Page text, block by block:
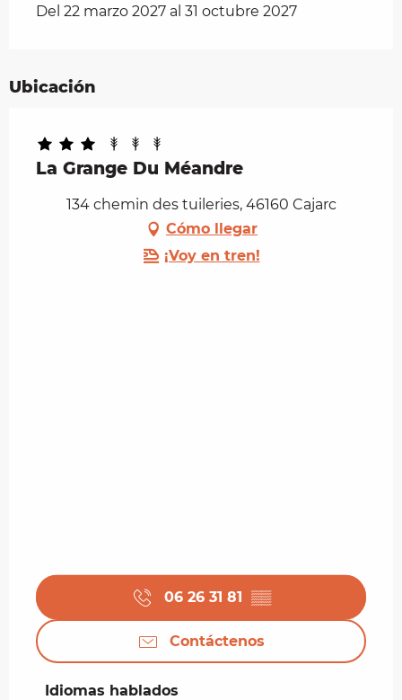
Del 22 marzo 2027 al 31 octubre 2027
Ubicación
La Grange Du Méandre
134 chemin des tuileries, 46160 Cajarc
Cómo llegar
¡Voy en tren!
06 26 31 81 ▒▒
Contáctenos
Idiomas hablados
Idiomas hablados